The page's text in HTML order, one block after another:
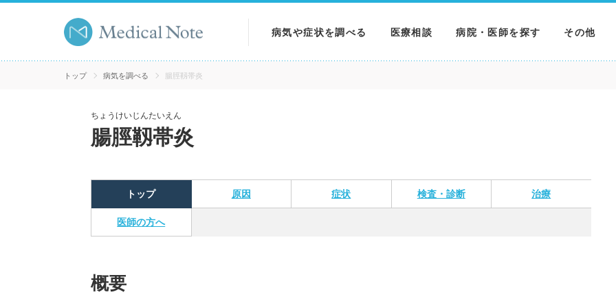
病気や症状を調べる
病気を調べる
医療相談 病院・医師を探す
病院を探す
その他
MNニュー
トップ 病気を調べる 腸脛靱帯炎
ちょうけいじんたいえん
腸脛靱帯炎
トップ 原因 症状 検査・診断 治療
医師の方へ
概要